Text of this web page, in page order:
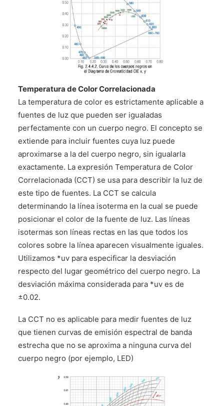
Temperatura de Color Correlacionada
La temperatura de color es estrictamente aplicable a
fuentes de luz que pueden ser igualadas
perfectamente con un cuerpo negro. El concepto se
extiende para incluir fuentes cuya luz puede
aproximarse a la del cuerpo negro, sin igualarla
exactamente. La expresión Temperatura de Color
Correlacionada (CCT) se usa para describir la luz de
este tipo de fuentes. La CCT se calcula
determinando la línea isoterma en la cual se puede
posicionar el color de la fuente de luz. Las líneas
isotermas son líneas rectas en las que todos los
colores sobre la línea aparecen visualmente iguales.
Utilizamos *uv para especificar la desviación
respecto del lugar geométrico del cuerpo negro. La
desviación máxima considerada para *uv es de
±0.02.
La CCT no es aplicable para medir fuentes de luz
que tienen curvas de emisión espectral de banda
estrecha que no se aproxima a ninguna curva del
cuerpo negro (por ejemplo, LED)